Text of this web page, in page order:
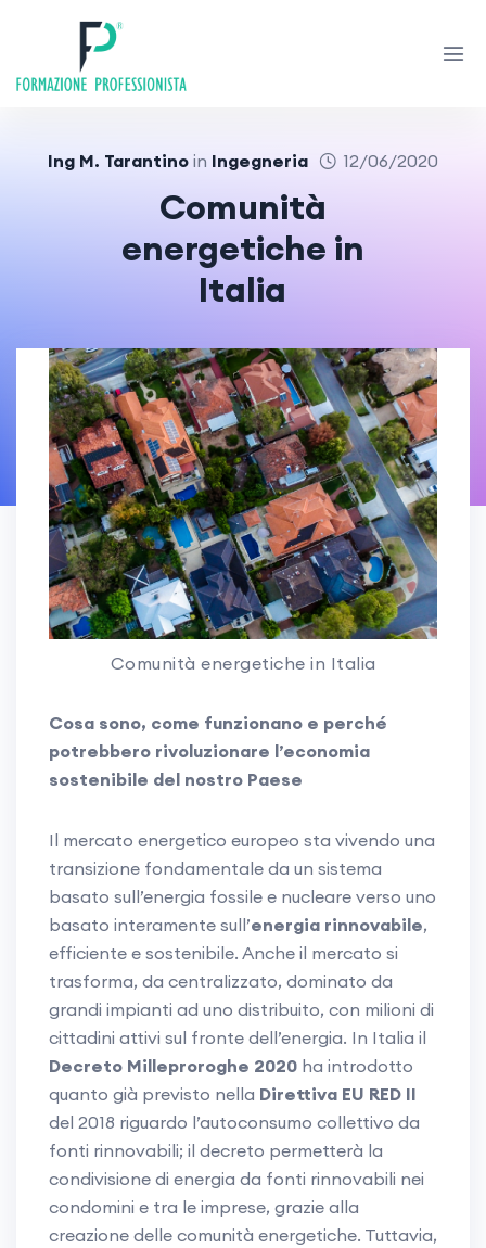
Ing M. Tarantino in Ingegneria 12/06/2020
Comunità
energetiche in
Italia
Comunità energetiche in Italia
Cosa sono, come funzionano e perché
potrebbero rivoluzionare l’economia
sostenibile del nostro Paese
Il mercato energetico europeo sta vivendo una
transizione fondamentale da un sistema
basato sull’energia fossile e nucleare verso uno
basato interamente sull’energia rinnovabile,
efficiente e sostenibile. Anche il mercato si
trasforma, da centralizzato, dominato da
grandi impianti ad uno distribuito, con milioni di
cittadini attivi sul fronte dell’energia. In Italia il
Decreto Milleproroghe 2020 ha introdotto
quanto già previsto nella Direttiva EU RED II
del 2018 riguardo l’autoconsumo collettivo da
fonti rinnovabili; il decreto permetterà la
condivisione di energia da fonti rinnovabili nei
condomini e tra le imprese, grazie alla
creazione delle comunità energetiche. Tuttavia,